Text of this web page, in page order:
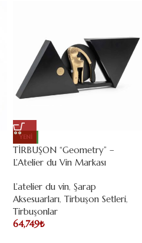
YENI
TİRBUŞON “Geometry” –
L’Atelier du Vin Markası
L’atelier du vin, Şarap
Aksesuarları, Tirbuşon Setleri,
Tirbuşonlar
64,749₺